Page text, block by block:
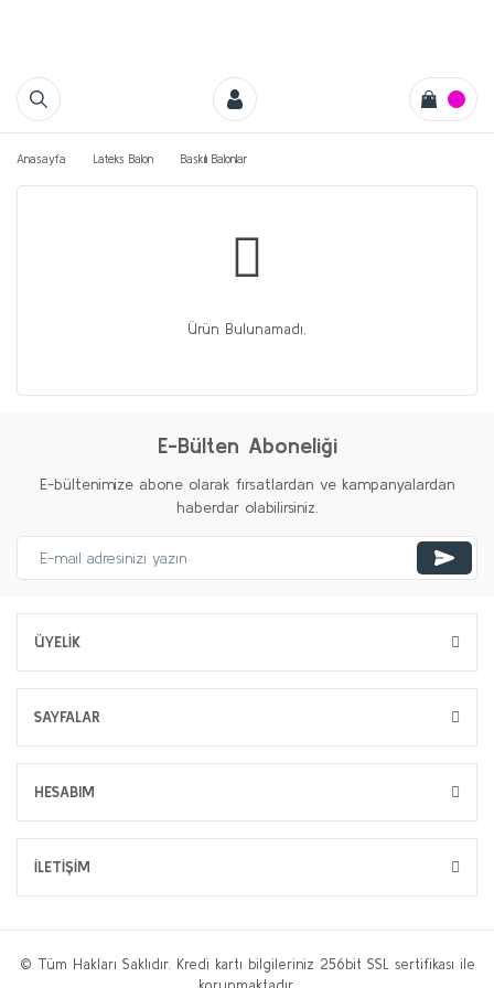
Anasayfa Lateks Balon Baskılı Balonlar
Ürün Bulunamadı.
E-Bülten Aboneliği
E-bültenimize abone olarak fırsatlardan ve kampanyalardan
haberdar olabilirsiniz.
ÜYELİK
SAYFALAR
HESABIM
İLETİŞİM
© Tüm Hakları Saklıdır. Kredi kartı bilgileriniz 256bit SSL sertifikası ile